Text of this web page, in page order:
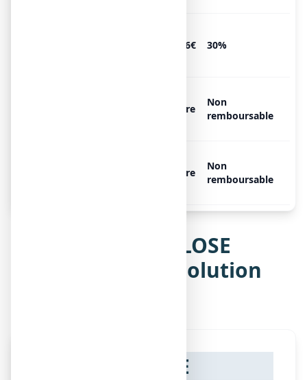
2.66€ 30%
Libre
Non
remboursable
Libre
Non
remboursable
Notice de LACTULOSE
COOPER 66,5 %, solution
NOTICE